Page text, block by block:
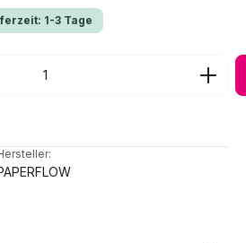
1-3 Tage
den gewünschten Wert ein